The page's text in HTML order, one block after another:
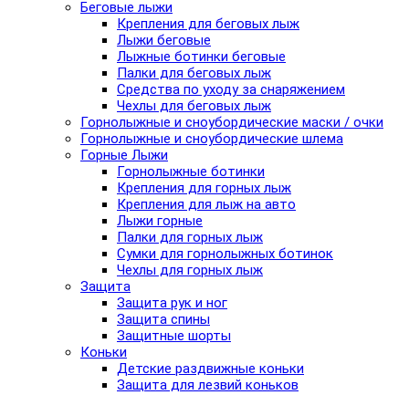
Беговые лыжи
Крепления для беговых лыж
Лыжи беговые
Лыжные ботинки беговые
Палки для беговых лыж
Средства по уходу за снаряжением
Чехлы для беговых лыж
Горнолыжные и сноубордические маски / очки
Горнолыжные и сноубордические шлема
Горные Лыжи
Горнолыжные ботинки
Крепления для горных лыж
Крепления для лыж на авто
Лыжи горные
Палки для горных лыж
Сумки для горнолыжных ботинок
Чехлы для горных лыж
Защита
Защита рук и ног
Защита спины
Защитные шорты
Коньки
Детские раздвижные коньки
Защита для лезвий коньков